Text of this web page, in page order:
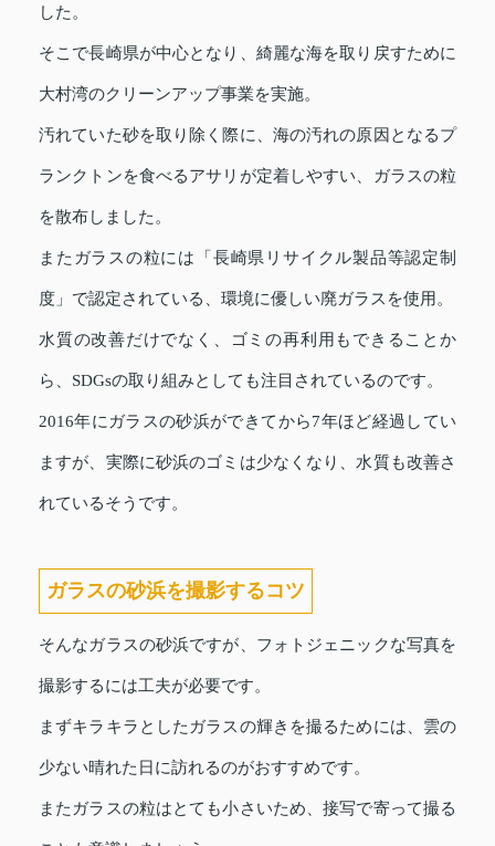
した。
そこで長崎県が中心となり、綺麗な海を取り戻すために
大村湾のクリーンアップ事業を実施。
汚れていた砂を取り除く際に、海の汚れの原因となるプ
ランクトンを食べるアサリが定着しやすい、ガラスの粒
を散布しました。
またガラスの粒には「長崎県リサイクル製品等認定制
度」で認定されている、環境に優しい廃ガラスを使用。
水質の改善だけでなく、ゴミの再利用もできることか
ら、SDGsの取り組みとしても注目されているのです。
2016年にガラスの砂浜ができてから7年ほど経過してい
ますが、実際に砂浜のゴミは少なくなり、水質も改善さ
れているそうです。
ガラスの砂浜を撮影するコツ
そんなガラスの砂浜ですが、フォトジェニックな写真を
撮影するには工夫が必要です。
まずキラキラとしたガラスの輝きを撮るためには、雲の
少ない晴れた日に訪れるのがおすすめです。
またガラスの粒はとても小さいため、接写で寄って撮る